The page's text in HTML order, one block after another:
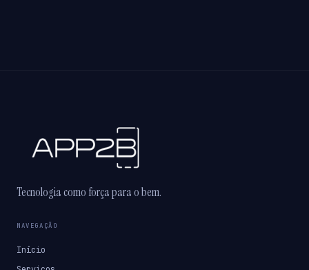
Tecnologia como força para o bem.
NAVEGAÇÃO
Início